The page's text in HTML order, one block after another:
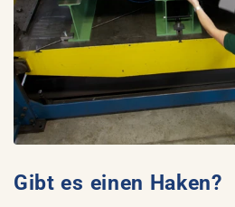
Gibt es einen Haken?